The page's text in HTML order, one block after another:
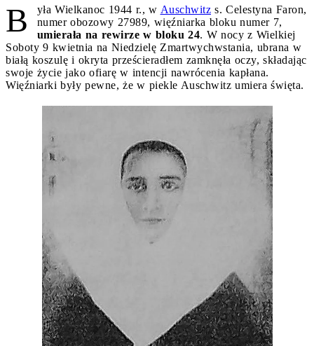
B yła Wielkanoc 1944 r., w Auschwitz s. Celestyna Faron,
numer obozowy 27989, więźniarka bloku numer 7,
umierała na rewirze w bloku 24. W nocy z Wielkiej
Soboty 9 kwietnia na Niedzielę Zmartwychwstania, ubrana w
białą koszulę i okryta prześcieradłem zamknęła oczy, składając
swoje życie jako ofiarę w intencji nawrócenia kapłana.
Więźniarki były pewne, że w piekle Auschwitz umiera święta.